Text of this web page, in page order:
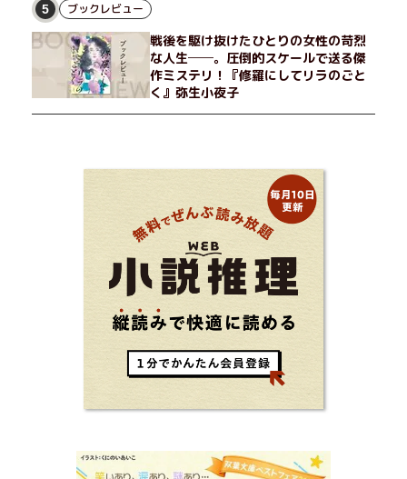
5 ブックレビュー
戦後を駆け抜けたひとりの女性の苛烈
な人生──。圧倒的スケールで送る傑
作ミステリ！『修羅にしてリラのごと
く』弥生小夜子